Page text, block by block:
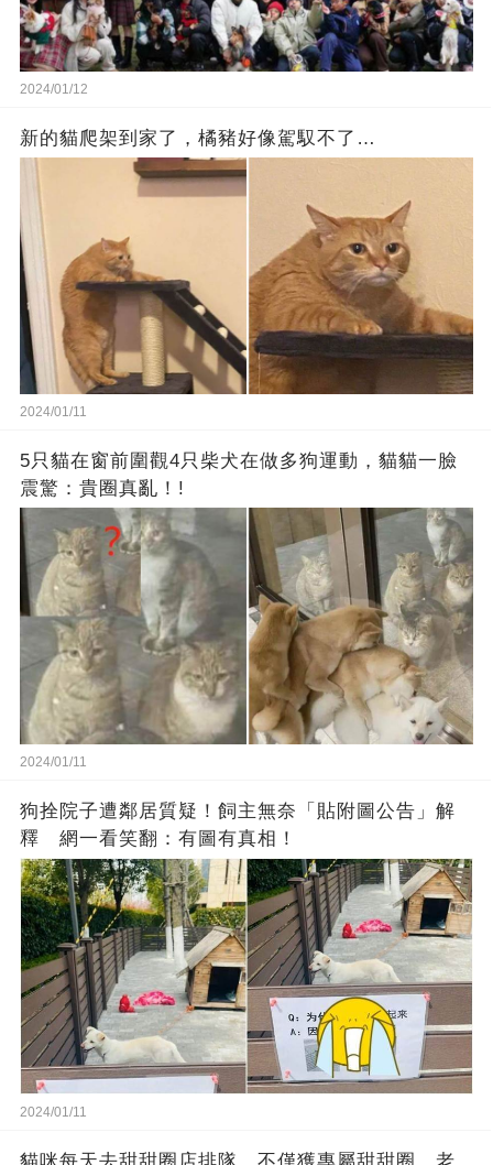
2024/01/12
新的貓爬架到家了，橘豬好像駕馭不了…
2024/01/11
5只貓在窗前圍觀4只柴犬在做多狗運動，貓貓一臉
震驚：貴圈真亂！!
2024/01/11
狗拴院子遭鄰居質疑！飼主無奈「貼附圖公告」解
釋 網一看笑翻：有圖有真相！
2024/01/11